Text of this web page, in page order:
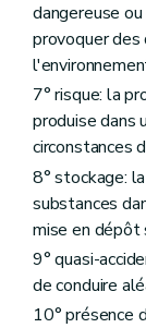
Annexe
Annexe
Annexe
Annexe
Annexe
Annexe
Annexe
Annexe
Annexe
Annexe
Annexe
Annexe
Annexe
Annexe
Annexe
dangereuse
provoquer des
7° risque: la
produise dans
circonstances
8° stockage:
substances
mise en dépôt
9° quasi-
de conduire
10° présence